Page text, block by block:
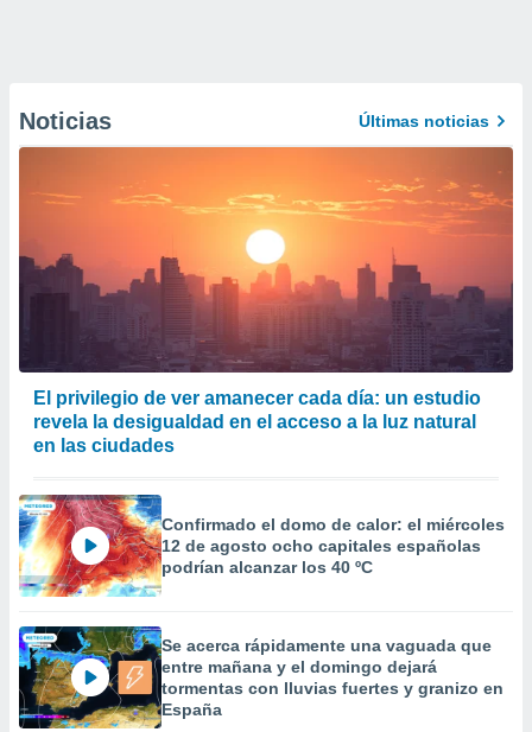
Noticias Últimas noticias
El privilegio de ver amanecer cada día: un estudio
revela la desigualdad en el acceso a la luz natural
en las ciudades
Confirmado el domo de calor: el miércoles
12 de agosto ocho capitales españolas
podrían alcanzar los 40 ºC
Se acerca rápidamente una vaguada que
entre mañana y el domingo dejará
tormentas con lluvias fuertes y granizo en
España